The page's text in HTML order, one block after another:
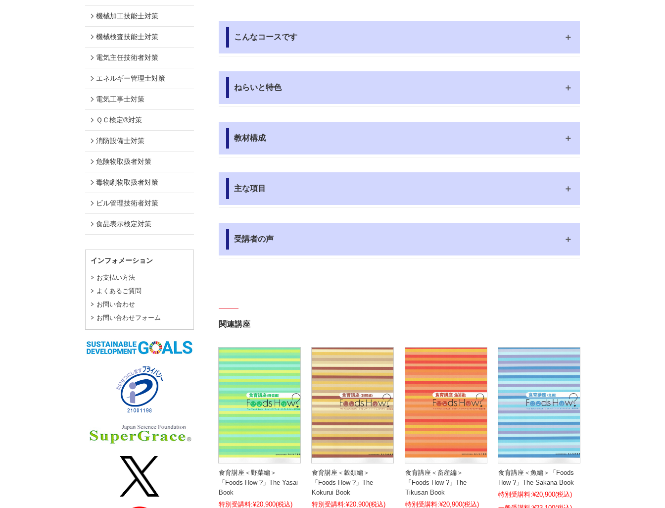
こんなコースです
ねらいと特色
教材構成
主な項目
受講者の声
関連講座
食育講座＜野菜編＞
「Foods How ?」The Yasai
Book
特別受講料:¥20,900(税込)
食育講座＜穀類編＞
「Foods How ?」The
Kokurui Book
特別受講料:¥20,900(税込)
食育講座＜畜産編＞
「Foods How ?」The
Tikusan Book
特別受講料:¥20,900(税込)
食育講座＜魚編＞「Foods
How ?」The Sakana Book
特別受講料:¥20,900(税込)
機械加工技能士対策
機械検査技能士対策
電気主任技術者対策
エネルギー管理士対策
電気工事士対策
ＱＣ検定®対策
消防設備士対策
危険物取扱者対策
毒物劇物取扱者対策
ビル管理技術者対策
食品表示検定対策
インフォメーション
お支払い方法
よくあるご質問
お問い合わせ
お問い合わせフォーム